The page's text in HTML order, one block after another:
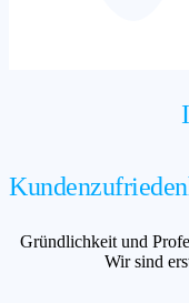
Gründlichkeit und
Wir sind